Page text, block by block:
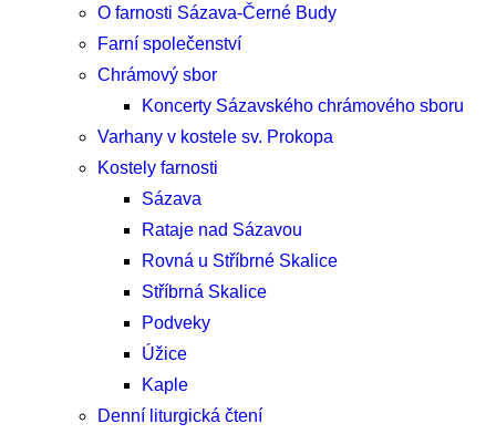
O farnosti Sázava-Černé Budy
Farní společenství
Chrámový sbor
Koncerty Sázavského chrámového sboru
Varhany v kostele sv. Prokopa
Kostely farnosti
Sázava
Rataje nad Sázavou
Rovná u Stříbrné Skalice
Stříbrná Skalice
Podveky
Úžice
Kaple
Denní liturgická čtení